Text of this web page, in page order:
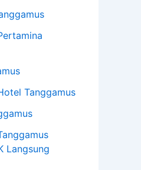
Tanggamus
Langsung